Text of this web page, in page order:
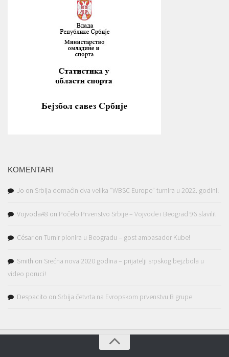
KOMENTARI
Jo on Srbija domaćin dva velika “WBSC Europe” turnira u 2022. godini!
Vojvoda#8 on Počelo Prvenstvo Srbije – Vojvode i Beograd 96 slavili!
César on Turnir pionira u Beogradu – gost ambasador Kube!
Smith on Srećna nova 2020 godina – prijatelji srpskog bejzbola u
video poruci!
Despacito on Srbija četvrta na Evropskom prvenstvu B grupe